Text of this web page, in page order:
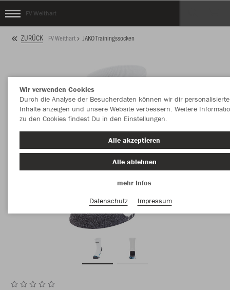
FV Weithart
ZURÜCK FV Weithart JAKO Trainingssocken
Wir verwenden Cookies
Durch die Analyse der Besucherdaten können wir dir personalisierte
Inhalte anzeigen und unsere Website verbessern. Weitere
zu den Cookies findest Du in den Einstellungen.
Alle akzeptieren
Alle ablehnen
mehr Infos
Datenschutz
Impressum